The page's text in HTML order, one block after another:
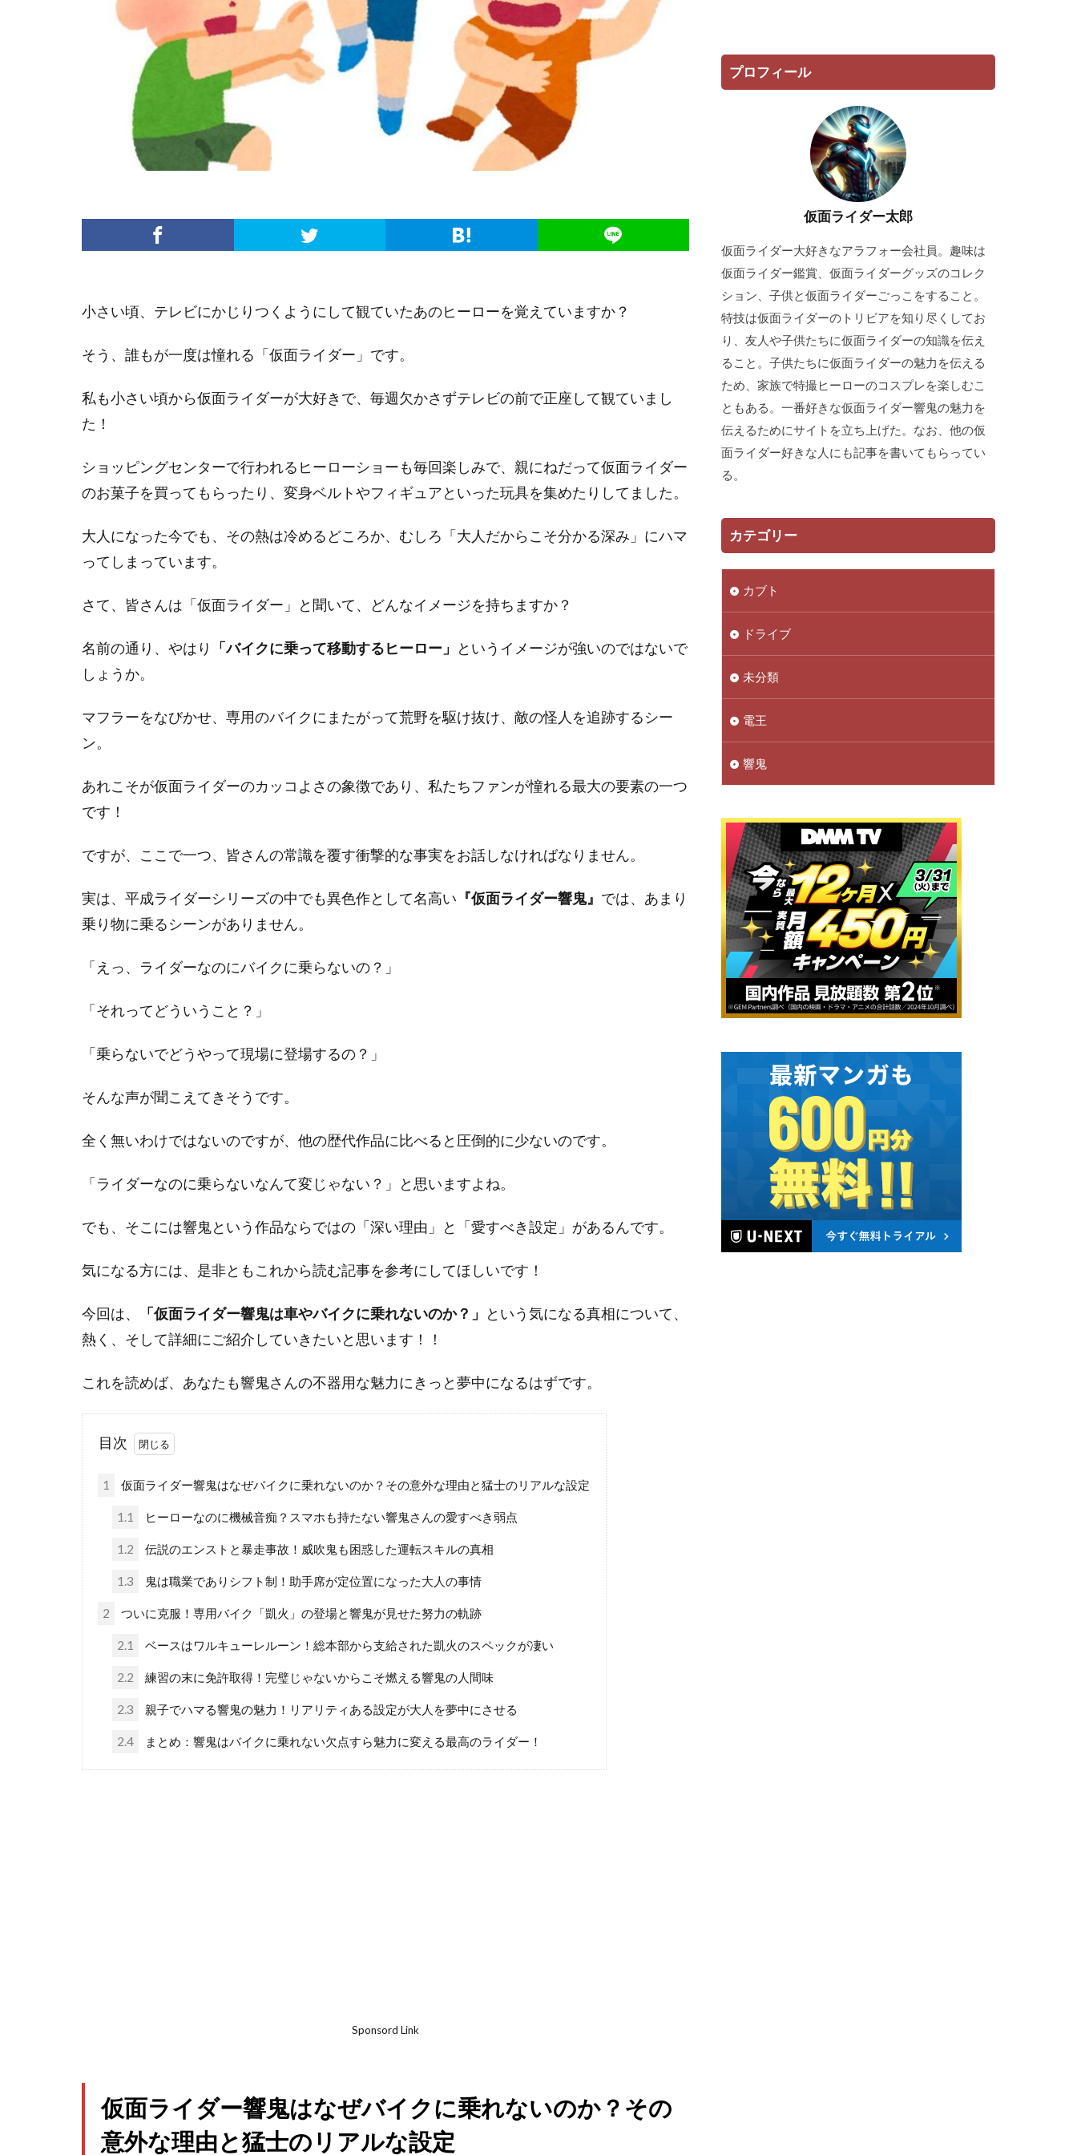
小さい頃、テレビにかじりつくようにして観ていたあのヒーローを覚えていますか？
そう、誰もが一度は憧れる「仮面ライダー」です。
私も小さい頃から仮面ライダーが大好きで、毎週欠かさずテレビの前で正座して観ていまし
た！
ショッピングセンターで行われるヒーローショーも毎回楽しみで、親にねだって仮面ライダー
のお菓子を買ってもらったり、変身ベルトやフィギュアといった玩具を集めたりしてました。
大人になった今でも、その熱は冷めるどころか、むしろ 「大人だからこそ分かる深み」 にハマ
ってしまっています。
さて、皆さんは「仮面ライダー」と聞いて、どんなイメージを持ちますか？
名前の通り、やはり 「バイクに乗って移動するヒーロー」
というイメージが強いのではないで
しょうか。
マフラーをなびかせ、専用のバイクにまたがって荒野を駆け抜け、敵の怪人を追跡するシー
ン。
あれこそが仮面ライダーのカッコよさの象徴であり、私たちファンが憧れる最大の要素の一つ
です！
ですが、ここで一つ、皆さんの常識を覆す衝撃的な事実をお話しなければなりません。
実は、平成ライダーシリーズの中でも異色作として名高い 『仮面ライダー響鬼』 では、あまり
乗り物に乗るシーンがありません。
「えっ、ライダーなのにバイクに乗らないの？」
「それってどういうこと？」
「乗らないでどうやって現場に登場するの？」
そんな声が聞こえてきそうです。
全く無いわけではないのですが、他の歴代作品に比べると圧倒的に少ないのです。
「ライダーなのに乗らないなんて変じゃない？」と思いますよね。
でも、そこには響鬼という作品ならではの「深い理由」と「愛すべき設定」 があるんです。
気になる方には、是非ともこれから読む記事を参考にしてほしいです！
今回は、 「仮面ライダー響鬼は車やバイクに乗れないのか？」
という気になる真相について、
熱く、そして詳細にご紹介していきたいと思います！！
これを読めば、あなたも響鬼さんの不器用な魅力にきっと夢中になるはずです。
目次
1 仮面ライダー響鬼はなぜバイクに乗れないのか？その意外な理由と猛士のリアルな設定
1.1 ヒーローなのに機械音痴？スマホも持たない響鬼さんの愛すべき弱点
1.2 伝説のエンストと暴走事故！威吹鬼も困惑した運転スキルの真相
1.3 鬼は職業でありシフト制！助手席が定位置になった大人の事情
2 ついに克服！専用バイク「凱火」の登場と響鬼が見せた努力の軌跡
2.1 ベースはワルキューレルーン！総本部から支給された凱火のスペックが凄い
2.2 練習の末に免許取得！完璧じゃないからこそ燃える響鬼の人間味
2.3 親子でハマる響鬼の魅力！リアリティある設定が大人を夢中にさせる
2.4 まとめ：響鬼はバイクに乗れない欠点すら魅力に変える最高のライダー！
Sponsord Link
仮面ライダー響鬼はなぜバイクに乗れないのか？その
意外な理由と猛士のリアルな設定
プロフィール
仮面ライダー太郎
仮面ライダー大好きなアラフォー会社員。趣味は
仮面ライダー鑑賞、仮面ライダーグッズのコレク
ション、子供と仮面ライダーごっこをすること。
特技は仮面ライダーのトリビアを知り尽くしてお
り、友人や子供たちに仮面ライダーの知識を伝え
ること。子供たちに仮面ライダーの魅力を伝える
ため、家族で特撮ヒーローのコスプレを楽しむこ
ともある。一番好きな仮面ライダー響鬼の魅力を
伝えるためにサイトを立ち上げた。なお、他の仮
面ライダー好きな人にも記事を書いてもらってい
る。
カテゴリー
カブト
ドライブ
未分類
電王
響鬼